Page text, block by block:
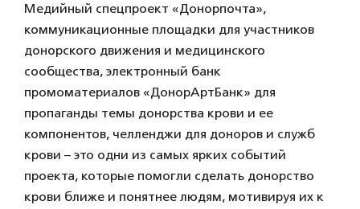
Медийный спецпроект «Донорпочта»,
коммуникационные площадки для участников
донорского движения и медицинского
сообщества, электронный банк
промоматериалов «ДонорАртБанк» для
пропаганды темы донорства крови и ее
компонентов, челленджи для доноров и служб
крови – это одни из самых ярких событий
проекта, которые помогли сделать донорство
крови ближе и понятнее людям, мотивируя их к